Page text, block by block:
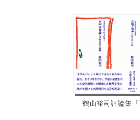
鶴山裕司評論集『